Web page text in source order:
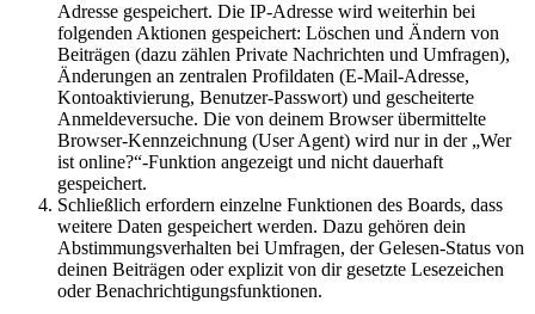
Adresse gespeichert. Die IP-Adresse wird weiterhin bei
folgenden Aktionen gespeichert: Löschen und Ändern von
Beiträgen (dazu zählen Private Nachrichten und Umfragen),
Änderungen an zentralen Profildaten (E-Mail-Adresse,
Kontoaktivierung, Benutzer-Passwort) und gescheiterte
Anmeldeversuche. Die von deinem Browser übermittelte
Browser-Kennzeichnung (User Agent) wird nur in der „Wer
ist online?“-Funktion angezeigt und nicht dauerhaft
gespeichert.
Schließlich erfordern einzelne Funktionen des Boards, dass
weitere Daten gespeichert werden. Dazu gehören dein
Abstimmungsverhalten bei Umfragen, der Gelesen-Status von
deinen Beiträgen oder explizit von dir gesetzte Lesezeichen
oder Benachrichtigungsfunktionen.